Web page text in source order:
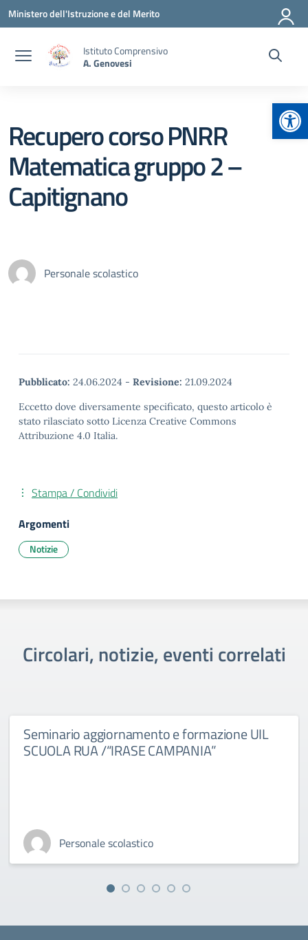
Vai ai contenuti
Vai al menu di navigazione
Vai al footer
Ministero dell'Istruzione e del Merito
Istituto Comprensivo
A. Genovesi
Recupero corso PNRR
Matematica gruppo 2 –
Capitignano
Personale scolastico
Pubblicato: 24.06.2024 - Revisione: 21.09.2024
Eccetto dove diversamente specificato, questo articolo è
stato rilasciato sotto Licenza Creative Commons
Attribuzione 4.0 Italia.
Stampa / Condividi
Argomenti
Notizie
Circolari, notizie, eventi correlati
Seminario aggiornamento e formazione UIL
SCUOLA RUA /“IRASE CAMPANIA”
Personale scolastico